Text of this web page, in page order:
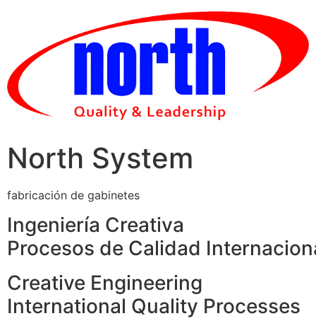
North System
fabricación de gabinetes
Ingeniería Creativa
Procesos de Calidad
Creative Engineering
International Quality Processes